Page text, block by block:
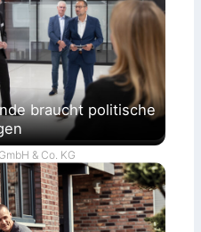
braucht politische
& Co. KG